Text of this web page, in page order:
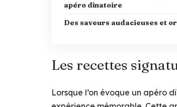
apéro dînatoire
Des saveurs audacieuses et
Les recettes
Lorsque l’on évoque un apéro